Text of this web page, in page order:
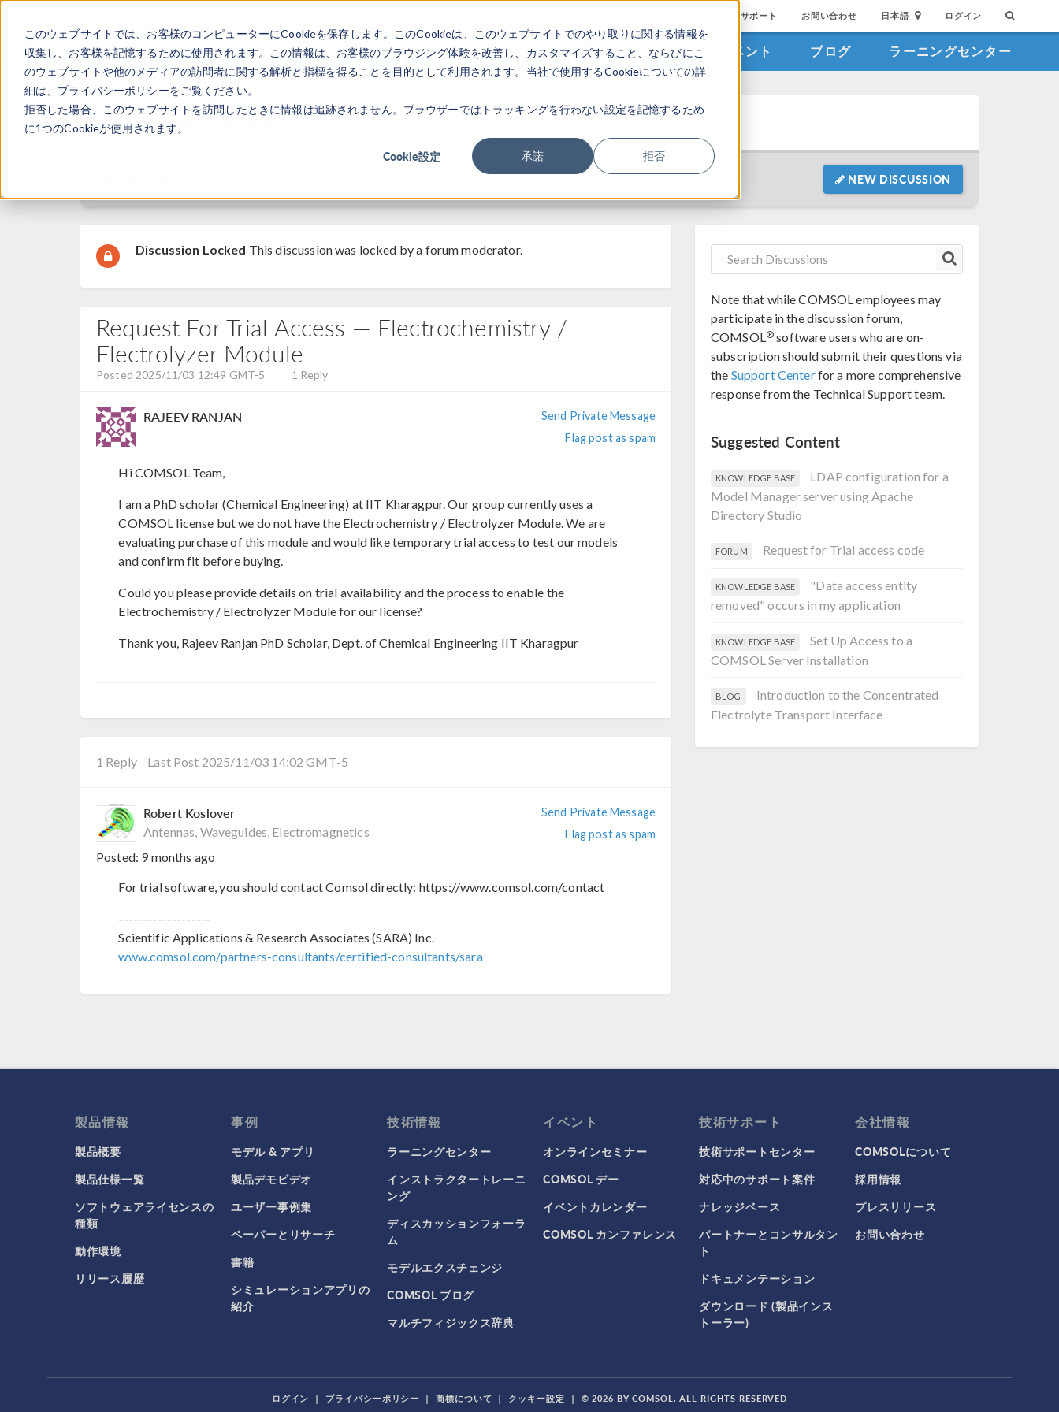
このウェブサイトでは、お客様のコンピューターにCookieを保存します。このCookieは、このウェブサイトでのやり取りに関する情報を
収集し、お客様を記憶するために使用されます。この情報は、お客様のブラウジング体験を改善し、カスタマイズすること、ならびにこ
のウェブサイトや他のメディアの訪問者に関する解析と指標を得ることを目的として利用されます。当社で使用するCookieについての詳
細は、プライバシーポリシーをご覧ください。
拒否した場合、このウェブサイトを訪問したときに情報は追跡されません。ブラウザーではトラッキングを行わない設定を記憶するため
に1つのCookieが使用されます。
Cookie設定 承諾 拒否
サポート お問い合わせ 日本語 ログイン
製品 業界 ビデオギャラリ イベント ブログ ラーニングセンター
Discussion Forum
NEW DISCUSSION
Discussion Locked This discussion was locked by a forum moderator.
Request For Trial Access — Electrochemistry /
Electrolyzer Module
Posted 2025/11/03 12:49 GMT-5 1 Reply
RAJEEV RANJAN
Send Private Message
Flag post as spam
Hi COMSOL Team,
I am a PhD scholar (Chemical Engineering) at IIT Kharagpur. Our group currently uses a
COMSOL license but we do not have the Electrochemistry / Electrolyzer Module. We are
evaluating purchase of this module and would like temporary trial access to test our models
and confirm fit before buying.
Could you please provide details on trial availability and the process to enable the
Electrochemistry / Electrolyzer Module for our license?
Thank you, Rajeev Ranjan PhD Scholar, Dept. of Chemical Engineering IIT Kharagpur
1 Reply Last Post 2025/11/03 14:02 GMT-5
Robert Koslover
Antennas, Waveguides, Electromagnetics
Send Private Message
Flag post as spam
Posted: 9 months ago
For trial software, you should contact Comsol directly: https://www.comsol.com/contact
-------------------
Scientific Applications & Research Associates (SARA) Inc.
www.comsol.com/partners-consultants/certified-consultants/sara
Note that while COMSOL employees may
participate in the discussion forum,
COMSOL® software users who are on-
subscription should submit their questions via
the Support Centerfor a more comprehensive
response from the Technical Support team.
Suggested Content
KNOWLEDGE BASE
LDAP configuration for a
Model Manager server using Apache
Directory Studio
FORUM Request for Trial access code
KNOWLEDGE BASE
"Data access entity
removed" occurs in my application
KNOWLEDGE BASE
Set Up Access to a
COMSOL Server Installation
BLOG
Introduction to the Concentrated
Electrolyte Transport Interface
製品情報
製品概要
製品仕様一覧
ソフトウェアライセンスの
種類
動作環境
リリース履歴
事例
モデル & アプリ
製品デモビデオ
ユーザー事例集
ペーパーとリサーチ
書籍
シミュレーションアプリの
紹介
技術情報
ラーニングセンター
インストラクタートレーニ
ング
ディスカッションフォーラ
ム
モデルエクスチェンジ
COMSOL ブログ
マルチフィジックス辞典
イベント
オンラインセミナー
COMSOL デー
イベントカレンダー
COMSOL カンファレンス
技術サポート
技術サポートセンター
対応中のサポート案件
ナレッジベース
パートナーとコンサルタン
ト
ドキュメンテーション
ダウンロード (製品インス
トーラー)
会社情報
COMSOLについて
採用情報
プレスリリース
お問い合わせ
ログイン | プライバシーポリシー | 商標について | クッキー設定 | © 2026 BY COMSOL. ALL RIGHTS RESERVED